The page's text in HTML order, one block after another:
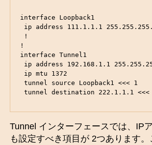
interface Loopback1
!
interface Tunnel1
tunnel destination 222.1.1.1 <<<
Tunnel インターフェースでは、IP
も設定すべき項目が 2つあります